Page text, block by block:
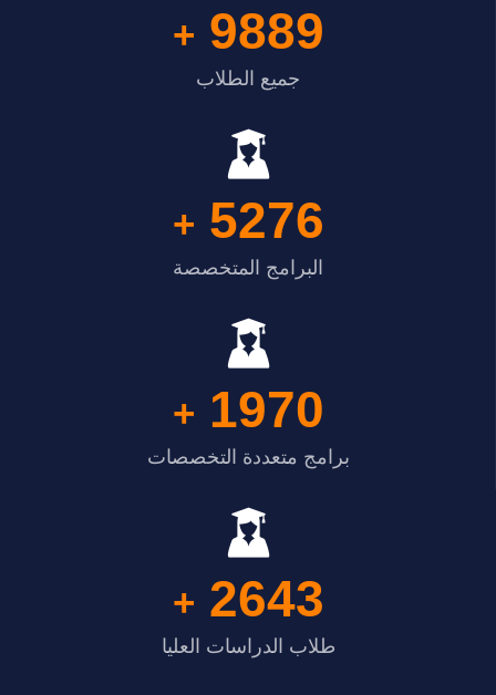
9889
+
جميع الطلاب
5276
+
البرامج المتخصصة
1970
+
برامج متعددة التخصصات
2643
+
طلاب الدراسات العليا